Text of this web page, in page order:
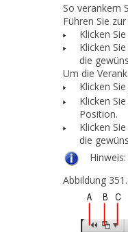
So verankern
Führen Sie
Klicken
Klicken
die
Um die
Klicken
Klicken
Position.
Klicken
die
Hinweis:
Abbildung 351.